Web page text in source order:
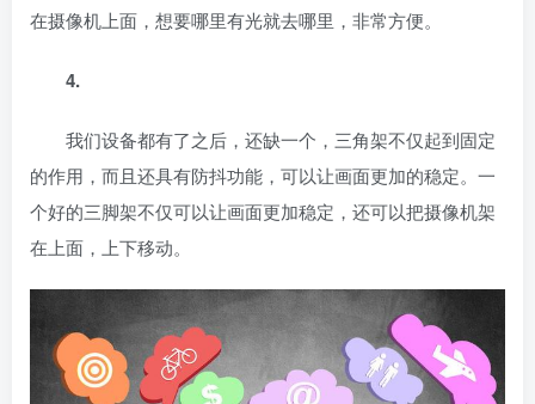
在摄像机上面，想要哪里有光就去哪里，非常方便。
4.
我们设备都有了之后，还缺一个 ，三角架不仅起到固定
的作用，而且还具有防抖功能，可以让画面更加的稳定。一
个好的三脚架不仅可以让画面更加稳定，还可以把摄像机架
在上面，上下移动。